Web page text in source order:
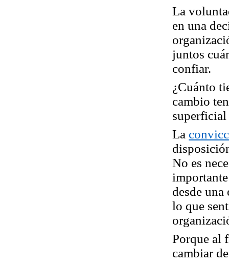
La
en una
juntos
confiar.
¿Cuánto
cambio
La
No es
desde
lo que
Porque al
cambiar